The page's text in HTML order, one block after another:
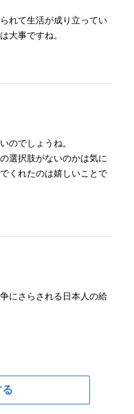
れて生活が成り立ってい
大事ですね。
のでしょうね。
選択肢がないのかは気に
くれたのは嬉しいことで
にさらされる日本人の給